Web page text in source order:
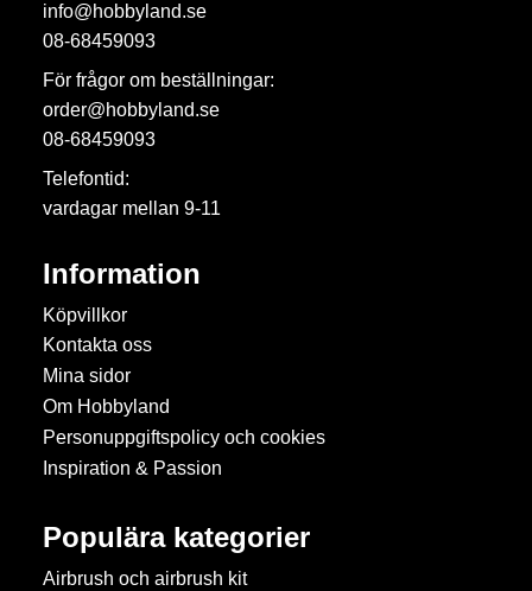
info@hobbyland.se
08-68459093
För frågor om beställningar:
order@hobbyland.se
08-68459093
Telefontid:
vardagar mellan 9-11
Information
Köpvillkor
Kontakta oss
Mina sidor
Om Hobbyland
Personuppgiftspolicy och cookies
Inspiration & Passion
Populära kategorier
Airbrush och airbrush kit